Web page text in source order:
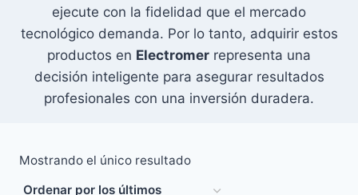
ejecute con la fidelidad que el mercado
tecnológico demanda. Por lo tanto, adquirir estos
productos en Electromer representa una
decisión inteligente para asegurar resultados
profesionales con una inversión duradera.
Mostrando el único resultado